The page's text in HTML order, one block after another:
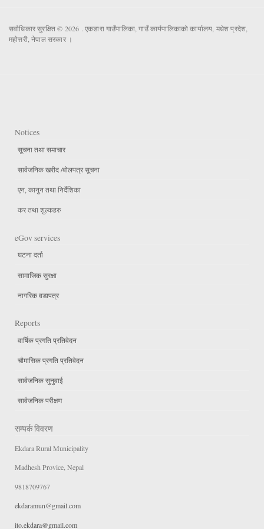
सर्वाधिकार सुरक्षित © 2026 . एकडारा गाउँपालिका, गाउँ कार्यपालिकाको कार्यालय, मधेश प्रदेश,
महोत्तरी, नेपाल सरकार ।
Notices
सूचना तथा समाचार
सार्वजनिक खरीद /बोलपत्र सूचना
एन, कानुन तथा निर्देशिका
कर तथा शुल्कहरु
eGov services
घटना दर्ता
सामाजिक सुरक्षा
नागरिक वडापत्र
Reports
वार्षिक प्रगति प्रतिवेदन
चौमासिक प्रगति प्रतिवेदन
सार्वजनिक सुनुवाई
सार्वजनिक परीक्षण
सम्पर्क विवरण
Ekdara Rural Municipality
Madhesh Provice, Nepal
9818709767
ekdaramun@gmail.com
ito.ekdara@gmail.com